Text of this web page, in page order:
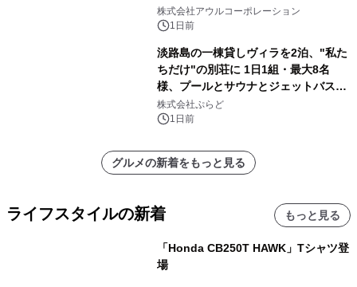
大人の冬旅を。ー夕日ヶ浦温泉「佳松
苑 別邸ふうか」ー
株式会社アウルコーポレーション
1日前
淡路島の一棟貸しヴィラを2泊、"私た
ちだけ"の別荘に 1日1組・最大8名
様、プールとサウナとジェットバス付
きで Villa Mon Temps AWAJIの連泊
素泊りプラン
株式会社ぷらど
1日前
グルメの新着をもっと見る
ライフスタイルの新着 もっと見る
「Honda CB250T HAWK」Tシャツ登
場